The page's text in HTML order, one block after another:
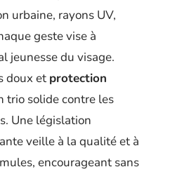
urbaine, rayons UV,
geste vise à
jeunesse du visage.
doux et protection
trio solide contre les
Une législation
veille à la qualité et à
encourageant sans